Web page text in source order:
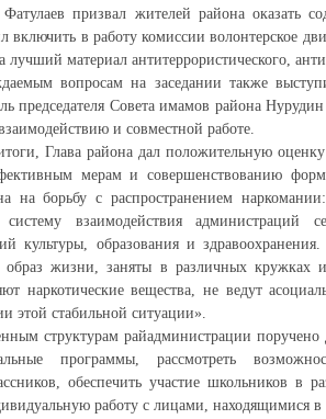
Фатулаев призвал жителей района оказать
включить в работу комиссии волонтерское
лучший материал антитеррористического,
вопросам на заседании также
председателя Совета имамов района
и совместной работе.
Глава района дал положительную
мерам и совершенствованию
на борьбу с распространением
систему взаимодействия администраций
культуры, образования и
образ жизни, заняты в различных кружках
наркотические вещества, не ведут
этой стабильной ситуации».
структурам райадминистрации
программы, рассмотреть
обеспечить участие школьников в
работу с лицами, находящимися